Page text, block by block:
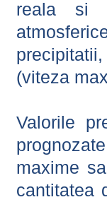
reala si
(viteza
Valorile
maxime
cantitatea